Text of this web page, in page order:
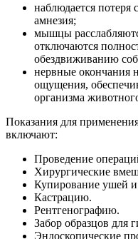
наблюдается потеря
амнезия;
мышцы
отключаются
обездвиживанию
нервные окончания
ощущения,
организма
Показания для
включают:
Проведение
Хирургические
Купирование ушей и
Кастрацию.
Рентгенографию.
Забор образцов для
Эндоскопические